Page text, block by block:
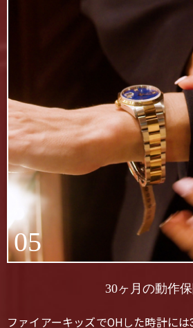
05
30ヶ月の動作
ファイアーキッズでOHした時計に